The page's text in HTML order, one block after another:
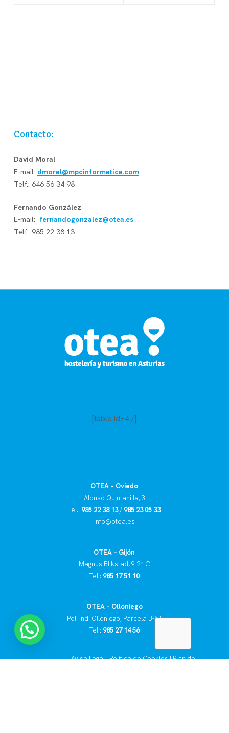
Contacto:
David Moral
E-mail: dmoral@mpcinformatica.com
Telf.: 646 56 34 98
Fernando González
E-mail: fernandogonzalez@otea.es
Telf.: 985 22 38 13
[table id=4 /]
OTEA – Oviedo
Alonso Quintanilla, 3
Tel.: 985 22 38 13/ 985 23 05 33
info@otea.es
OTEA – Gijón
Magnus Blikstad, 9 2º C
Tel.: 985 17 51 10
OTEA – Olloniego
Pol. Ind. Olloniego, Parcela B-51
Tel.: 985 27 14 56
Aviso Legal|Política de Cookies|Plan de